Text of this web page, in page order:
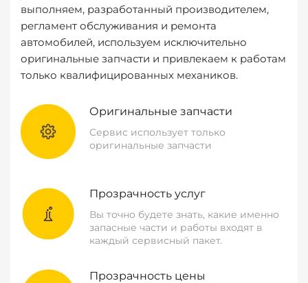
выполняем, разработанный производителем,
регламент обслуживания и ремонта
автомобилей, используем исключительно
оригинальные запчасти и привлекаем к работам
только квалифицированных механиков.
Оригинальные запчасти
Сервис использует только
оригинальные запчасти
Прозрачность услуг
Вы точно будете знать, какие именно
запасные части и работы входят в
каждый сервисный пакет.
Прозрачность цены